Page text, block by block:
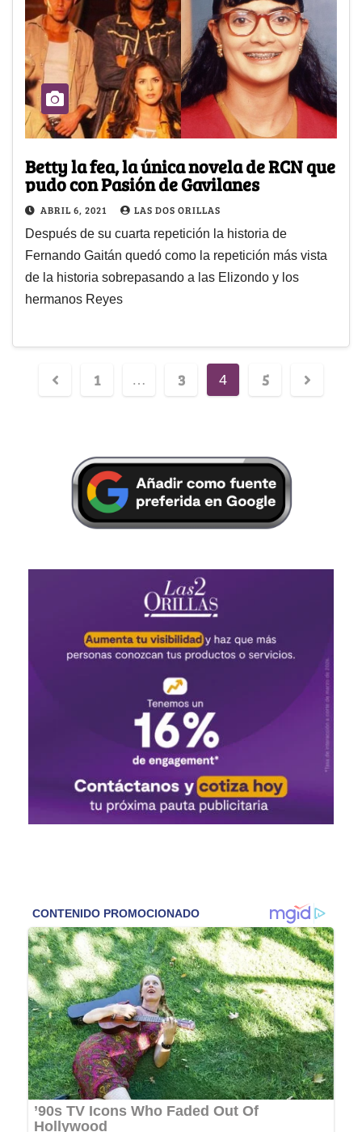
Betty la fea, la única novela de RCN que
pudo con Pasión de Gavilanes
ABRIL 6, 2021 LAS DOS ORILLAS
Después de su cuarta repetición la historia de
Fernando Gaitán quedó como la repetición más vista
de la historia sobrepasando a las Elizondo y los
hermanos Reyes
1 … 3 4 5